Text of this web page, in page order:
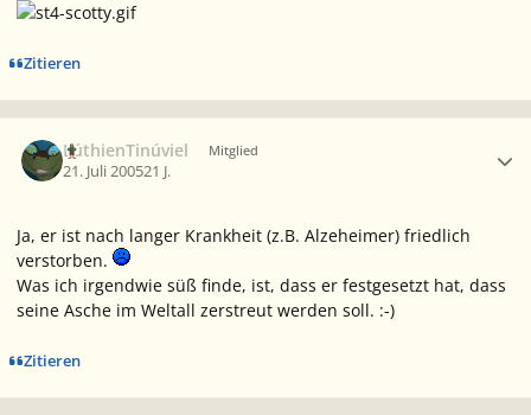
Zitieren
LúthienTinúviel Mitglied
21. Juli 200521 J.
Ja, er ist nach langer Krankheit (z.B. Alzeheimer) friedlich
verstorben.
Was ich irgendwie süß finde, ist, dass er festgesetzt hat, dass
seine Asche im Weltall zerstreut werden soll. :-)
Zitieren